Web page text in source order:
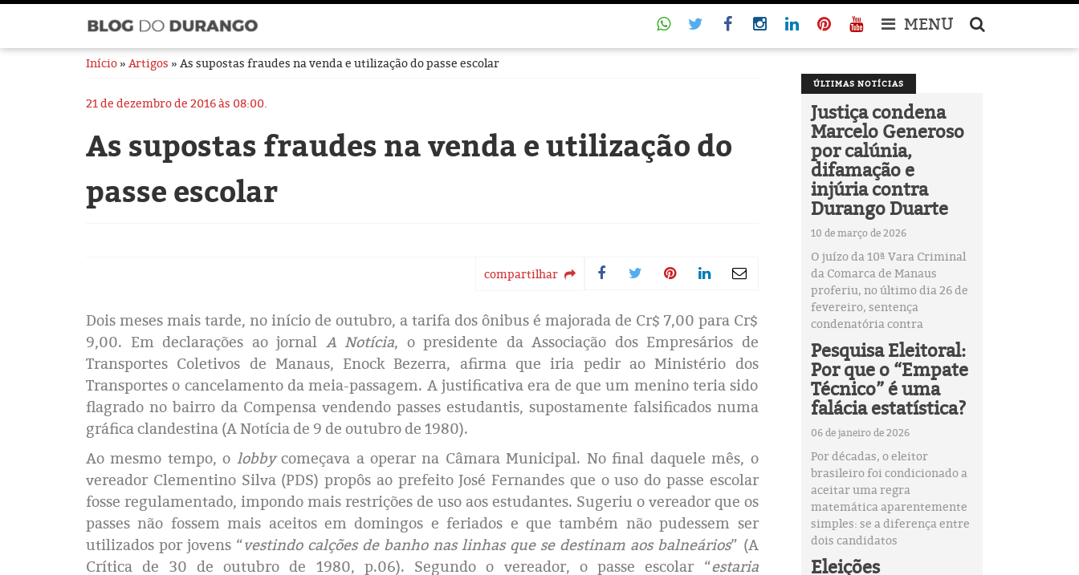
MENU
Início » Artigos » As supostas fraudes na venda e utilização do passe escolar
21 de dezembro de 2016 às 08:00.
As supostas fraudes na venda e utilização do
passe escolar
compartilhar
Dois meses mais tarde, no início de outubro, a tarifa dos ônibus é majorada de Cr$ 7,00 para Cr$
9,00. Em declarações ao jornal A Notícia, o presidente da Associação dos Empresários de
Transportes Coletivos de Manaus, Enock Bezerra, afirma que iria pedir ao Ministério dos
Transportes o cancelamento da meia-passagem. A justificativa era de que um menino teria sido
flagrado no bairro da Compensa vendendo passes estudantis, supostamente falsificados numa
gráfica clandestina (A Notícia de 9 de outubro de 1980).
Ao mesmo tempo, o lobbycomeçava a operar na Câmara Municipal. No final daquele mês, o
vereador Clementino Silva (PDS) propôs ao prefeito José Fernandes que o uso do passe escolar
fosse regulamentado, impondo mais restrições de uso aos estudantes. Sugeriu o vereador que os
passes não fossem mais aceitos em domingos e feriados e que também não pudessem ser
utilizados por jovens “vestindo calções de banho nas linhas que se destinam aos balneários” (A
Crítica de 30 de outubro de 1980, p.06). Segundo o vereador, o passe escolar “estaria
ÚLTIMAS NOTÍCIAS
Justiça condena
Marcelo Generoso
por calúnia,
difamação e
injúria contra
Durango Duarte
10 de março de 2026
O juízo da 10ª Vara Criminal
da Comarca de Manaus
proferiu, no último dia 26 de
fevereiro, sentença
condenatória contra
Pesquisa Eleitoral:
Por que o “Empate
Técnico” é uma
falácia estatística?
06 de janeiro de 2026
Por décadas, o eleitor
brasileiro foi condicionado a
aceitar uma regra
matemática aparentemente
simples: se a diferença entre
dois candidatos
Eleições